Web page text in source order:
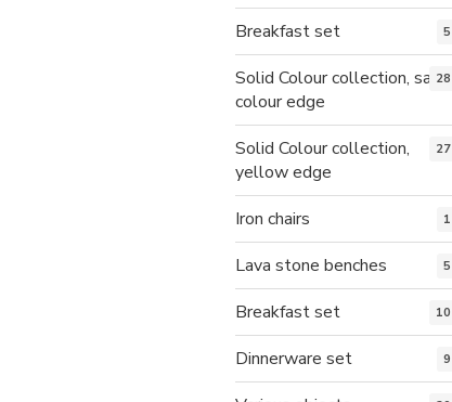
Breakfast set 5
Solid Colour collection, same
colour edge
28
Solid Colour collection,
yellow edge
27
Iron chairs 1
Lava stone benches 5
Breakfast set 10
Dinnerware set 9